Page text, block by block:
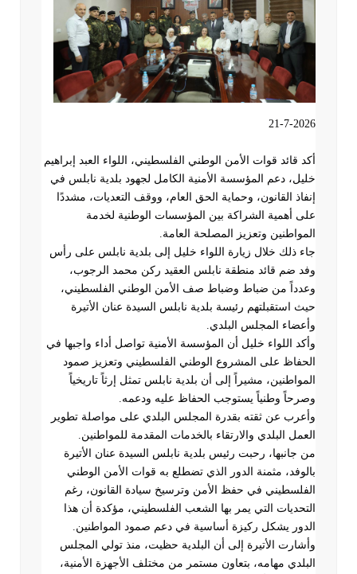
21-7-2026
أكد قائد قوات الأمن الوطني الفلسطيني، اللواء العبد إبراهيم
خليل، دعم المؤسسة الأمنية الكامل لجهود بلدية نابلس في
إنفاذ القانون، وحماية الحق العام، ووقف التعديات، مشددًا
على أهمية الشراكة بين المؤسسات الوطنية لخدمة
المواطنين وتعزيز المصلحة العامة
جاء ذلك خلال زيارة اللواء خليل إلى بلدية نابلس على رأس
وفد ضم قائد منطقة نابلس العقيد ركن محمد الرجوب،
وعدداً من ضباط وضباط صف الأمن الوطني الفلسطيني،
حيث استقبلتهم رئيسة بلدية نابلس السيدة عنان الأتيرة
وأعضاء المجلس البلدي
وأكد اللواء خليل أن المؤسسة الأمنية تواصل أداء واجبها في
الحفاظ على المشروع الوطني الفلسطيني وتعزيز صمود
المواطنين، مشيراً إلى أن بلدية نابلس تمثل إرثاً تاريخياً
وصرحاً وطنياً يستوجب الحفاظ عليه ودعمه
وأعرب عن ثقته بقدرة المجلس البلدي على مواصلة تطوير
العمل البلدي والارتقاء بالخدمات المقدمة للمواطنين
من جانبها، رحبت رئيس بلدية نابلس السيدة عنان الأتيرة
بالوفد، مثمنة الدور الذي تضطلع به قوات الأمن الوطني
الفلسطيني في حفظ الأمن وترسيخ سيادة القانون، رغم
التحديات التي يمر بها الشعب الفلسطيني، مؤكدة أن هذا
الدور يشكل ركيزة أساسية في دعم صمود المواطنين
وأشارت الأتيرة إلى أن البلدية حظيت، منذ تولي المجلس
البلدي مهامه، بتعاون مستمر من مختلف الأجهزة الأمنية،